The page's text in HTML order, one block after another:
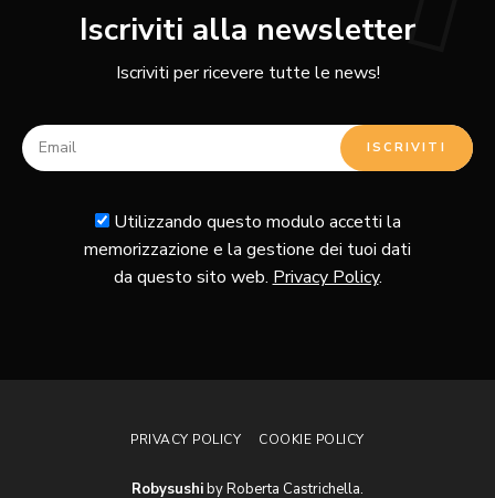
Iscriviti alla newsletter
Iscriviti per ricevere tutte le news!
Utilizzando questo modulo accetti la
memorizzazione e la gestione dei tuoi dati
da questo sito web. Privacy Policy.
PRIVACY POLICY COOKIE POLICY
Robysushiby Roberta Castrichella.